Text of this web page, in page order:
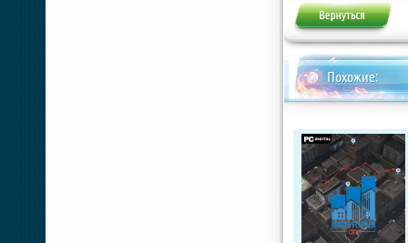
Похожие: